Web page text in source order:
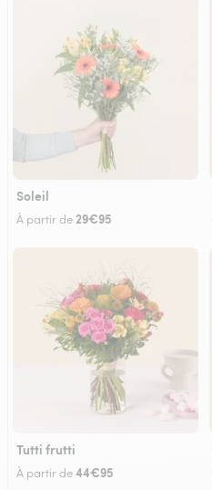
Soleil
À partir de 29€95
Tutti frutti
À partir de44€95